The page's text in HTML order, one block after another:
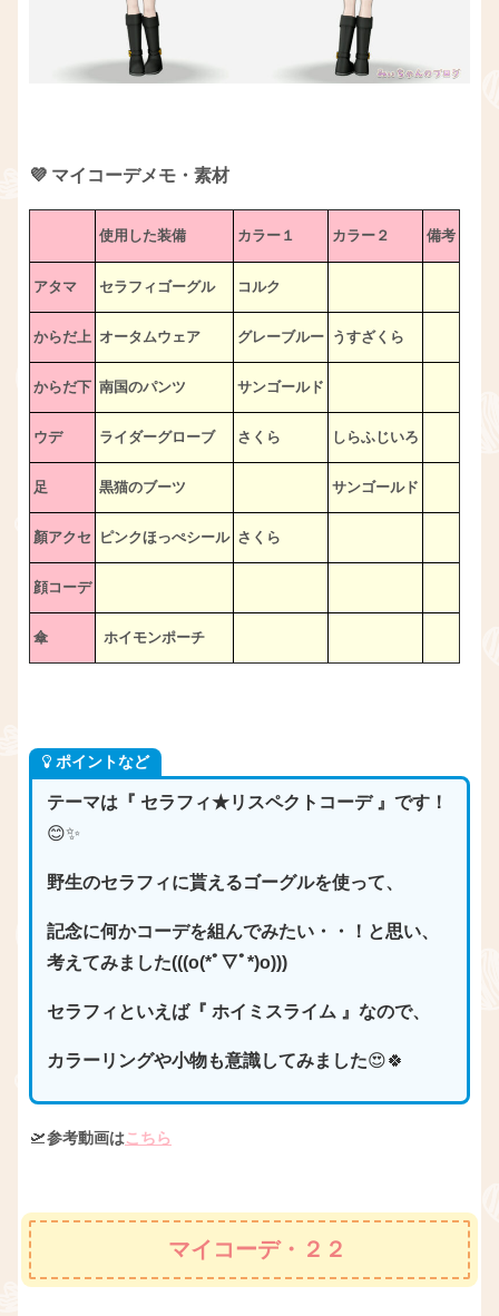
💜 マイコーデメモ・素材
使用した装備 カラー１ カラー２ 備考
アタマ セラフィゴーグル コルク
からだ上 オータムウェア グレーブルー うすざくら
からだ下 南国のパンツ サンゴールド
ウデ ライダーグローブ さくら しらふじいろ
足 黒猫のブーツ サンゴールド
顏アクセ ピンクほっぺシール さくら
顔コーデ
傘 ホイモンポーチ
ポイントなど
テーマは『 セラフィ★リスペクトコーデ 』 です！
😊✨
野生のセラフィに貰えるゴーグルを使って、
記念に何かコーデを組んでみたい・・！と思い、
考えてみました(((o(*ﾟ▽ﾟ*)o)))
セラフィといえば『 ホイミスライム 』なので、
カラーリングや小物も意識してみました😍🍀
🛫参考動画はこちら
マイコーデ・２２